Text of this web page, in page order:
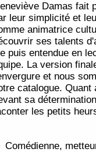
Damas fait
leur simplicité et
animatrice
ses talents
puis entendue en
La version
et nous
catalogue. Quant
sa
les petits
Comédienne,